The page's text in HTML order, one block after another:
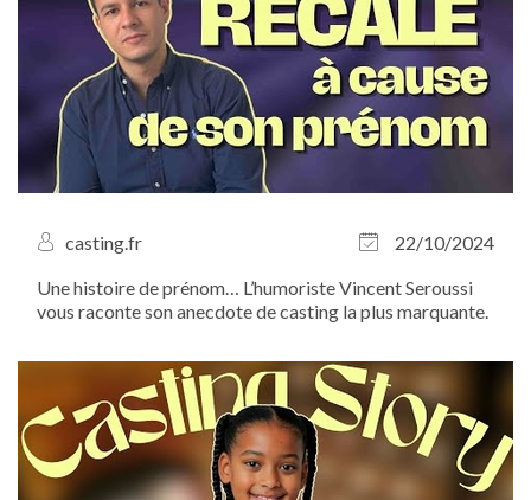
casting.fr
22/10/2024
Une histoire de prénom… L’humoriste Vincent Seroussi
vous raconte son anecdote de casting la plus marquante.